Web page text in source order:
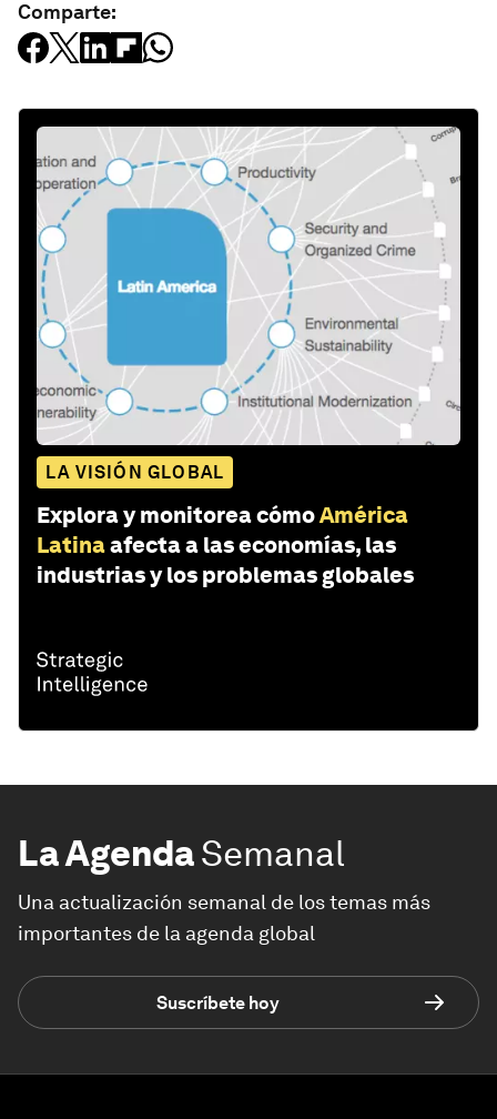
Comparte:
LA VISIÓN GLOBAL
Explora y monitorea cómoAmérica
Latinaafecta a las economías, las
industrias y los problemas globales
La AgendaSemanal
Una actualización semanal de los temas más
importantes de la agenda global
Suscríbete hoy